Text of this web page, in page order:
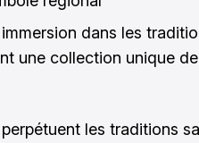
immersion dans les
une collection unique
les traditions